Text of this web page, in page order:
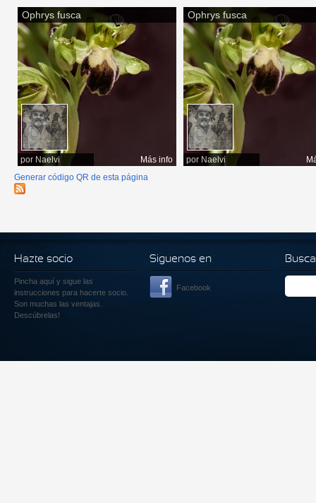
Ophrys fusca
por Naelvi Más info
Ophrys fusca
por Naelvi
Generar código QR de esta página
Hazte socio
Pincha aquí y sigue las
instrucciones para hacerte socio.
Son muchas las ventajas.
Descúbrelas!
Siguenos en
Facebook